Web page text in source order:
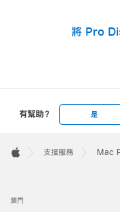
將 Pro
有幫助？ 是
Footer

支援服務 Mac
澳門